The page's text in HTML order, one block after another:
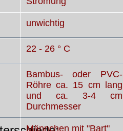
unwichtig
22 - 26 ° C
Bambus- oder PVC-
Röhre ca. 15 cm lang
und ca. 3-4 cm
Durchmesser
Männchen mit "Bart"